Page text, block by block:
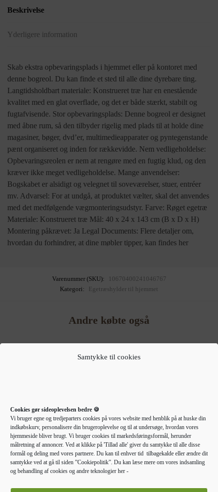
Samtykke til cookies
Cookies gør sideoplevelsen bedre 🍪
Vi bruger egne og tredjeparters cookies på vores website med henblik på at huske din
indkøbskurv, personalisere din brugeroplevelse og til at undersøge, hvordan vores
hjemmeside bliver brugt. Vi bruger cookies til markedsføringsformål, herunder
målretning af annoncer. Ved at klikke på 'Tillad alle' giver du samtykke til alle disse
formål og deling med vores partnere. Du kan til enhver tid tilbagekalde eller ændre dit
samtykke ved at gå til siden ”Cookiepolitik”. Du kan læse mere om vores indsamling
og behandling af cookies og andre teknologier her -
Beskrivelse
Yderligere information
Skab ekstra opbevaringsplads i hjemmet eller på kontoret med
denne bogreol. Du kan finde et sted til alle dine dyrebare ting.
Langtidsholdbart materiale: Konstrueret træ har en enestående
kvalitet med en glat overflade, og det er både stærkt, stabilt og
fugtafvisende. Stor opbevaringsplads: Denne bogreol er designet
med åbne rum, så den tilbyder rigelig med plads til at holde dine
magasiner, bøger, dvd’er, multimedieapparater og pyntegenstande
pænt organiseret og inden for rækkevidde. Nem vedligeholdelse:
Opbevaringsreolen er nem at rengøre med en fugtig klud, og den
kræver ikke meget vedligeholdelse. Mange anvendelser:
Bogskabet er alsidigt og velegnet til soveværelser, stuer, entréer
mv. Advarsel: For at undgå, at produktet vælter, skal det anvendes
med det medfølgende vægmonteringsudstyr. Farve: Røget egetræ
Materiale: Konstrueret træ Mål: 40 x 24 x 143 cm (B x D x H)
Montering påkrævet: Ja Legal Documents: Flere detaljer om,
hvordan du forhindrer, at dine møbler tipper, kan findes her
Varenummer (SKU):
10670400241046767
Kategori:
Egetræshylder til hjemmet
Andre købte også
EGETRÆSHYLDER TIL
HJEMMET
vidaXL væghylde 40x30x(2-
6) cm behandlet massivt
EGETRÆSHYLDER TIL
HJEMMET
vidaXL sofabord 102x55x42
cm konstrueret træ kunsteg
397,00kr.